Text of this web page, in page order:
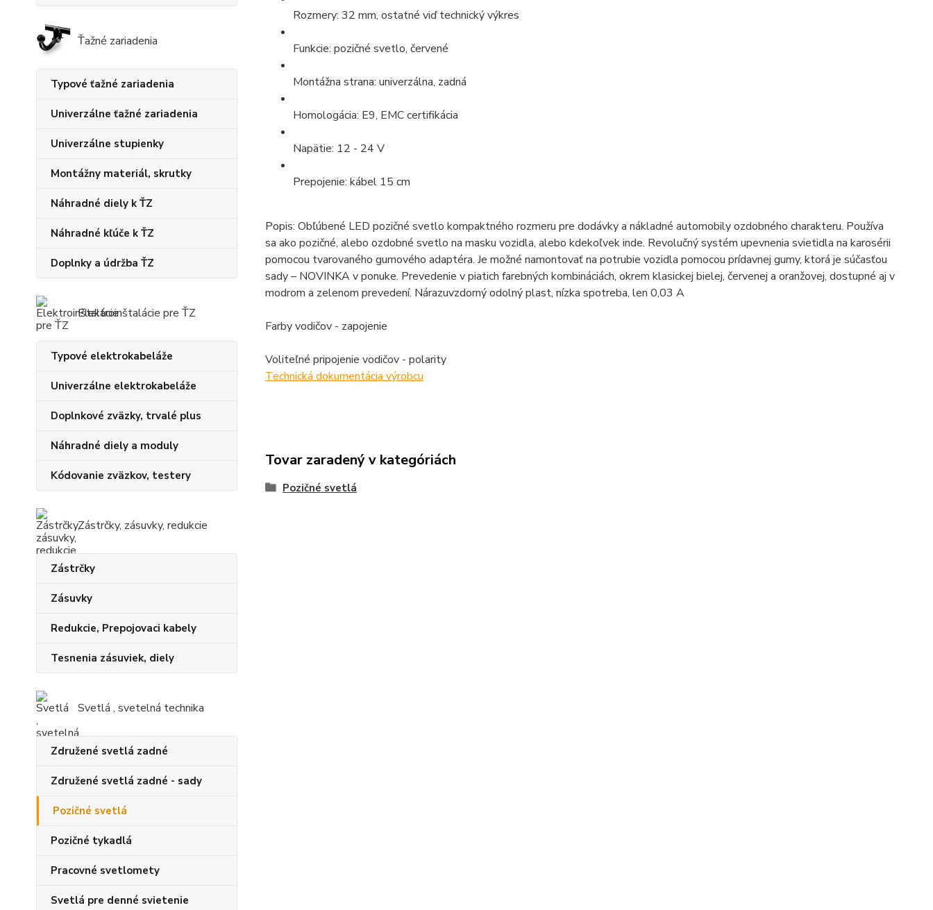
Ťažné zariadenia
Typové ťažné zariadenia
Univerzálne ťažné zariadenia
Univerzálne stupienky
Montážny materiál, skrutky
Náhradné diely k ŤZ
Náhradné kľúče k ŤZ
Doplnky a údržba ŤZ
Elektroinštalácie pre ŤZ
Typové elektrokabeláže
Univerzálne elektrokabeláže
Doplnkové zväzky, trvalé plus
Náhradné diely a moduly
Kódovanie zväzkov, testery
Zástrčky, zásuvky, redukcie
Zástrčky
Zásuvky
Redukcie, Prepojovaci kabely
Tesnenia zásuviek, diely
Svetlá , svetelná technika
Združené svetlá zadné
Združené svetlá zadné - sady
Pozičné svetlá
Pozičné tykadlá
Pracovné svetlomety
Svetlá pre denné svietenie
Rozmery: 32 mm, ostatné viď technický výkres
Funkcie: pozičné svetlo, červené
Montážna strana: univerzálna, zadná
Homologácia: E9, EMC certifikácia
Napätie: 12 - 24 V
Prepojenie: kábel 15 cm
Popis: Obľúbené LED pozičné svetlo kompaktného rozmeru pre dodávky a nákladné automobily ozdobného charakteru. Používa
sa ako pozičné, alebo ozdobné svetlo na masku vozidla, alebo kdekoľvek inde. Revolučný systém upevnenia svietidla na karosérii
pomocou tvarovaného gumového adaptéra. Je možné namontovať na potrubie vozidla pomocou prídavnej gumy, ktorá je súčasťou
sady – NOVINKA v ponuke. Prevedenie v piatich farebných kombináciách, okrem klasickej bielej, červenej a oranžovej, dostupné aj v
modrom a zelenom prevedení. Nárazuvzdorný odolný plast, nízka spotreba, len 0,03 A
Farby vodičov - zapojenie
Voliteľné pripojenie vodičov - polarity
Technická dokumentácia výrobcu
Tovar zaradený v kategóriách
Pozičné svetlá